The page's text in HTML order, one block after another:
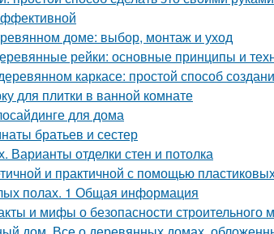
доме: выбор, монтаж и уход
рейки: основные принципы и
каркасе: простой способ
для плитки в ванной комнате
для дома
братьев и сестер
Варианты отделки стен и потолка
и практичной с помощью
полах. 1 Общая информация
и мифы о безопасности строительного